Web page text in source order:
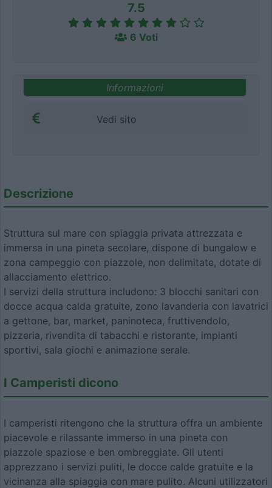
7.5
6 Voti
Informazioni
Vedi sito
Descrizione
Struttura sul mare con spiaggia privata attrezzata e
immersa in una pineta secolare, dispone di bungalow e
zona campeggio con piazzole, non delimitate, dotate di
allacciamento elettrico.
I servizi della struttura includono: 3 blocchi sanitari con
docce acqua calda gratuite, zono lavanderia con lavatrici
a gettone, bar, market, paninoteca, fruttivendolo,
pizzeria, rivendita di tabacchi e ristorante, impianti
sportivi, sala giochi e animazione serale.
I Camperisti dicono
I camperisti ritengono che la struttura offra un ambiente
piacevole e rilassante immerso in una pineta con
piazzole spaziose e ben ombreggiate. Gli utenti
apprezzano i servizi puliti, le docce calde gratuite e la
vicinanza alla spiaggia con mare pulito. Alcuni utilizzatori